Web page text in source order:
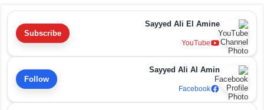
Sayyed Ali El Amine
YouTube
Subscribe
Sayyed Ali Al Amin
Facebook
Follow